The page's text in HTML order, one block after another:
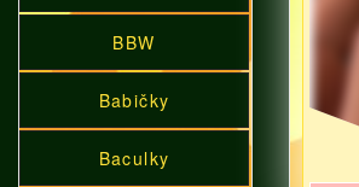
BBW
Babičky
Baculky